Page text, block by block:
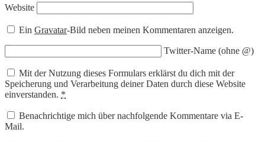
Website
EinGravatar-Bild neben meinen Kommentaren anzeigen.
Twitter-Name (ohne @)
Mit der Nutzung dieses Formulars erklärst du dich mit der
Speicherung und Verarbeitung deiner Daten durch diese Website
einverstanden. *
Benachrichtige mich über nachfolgende Kommentare via E-
Mail.